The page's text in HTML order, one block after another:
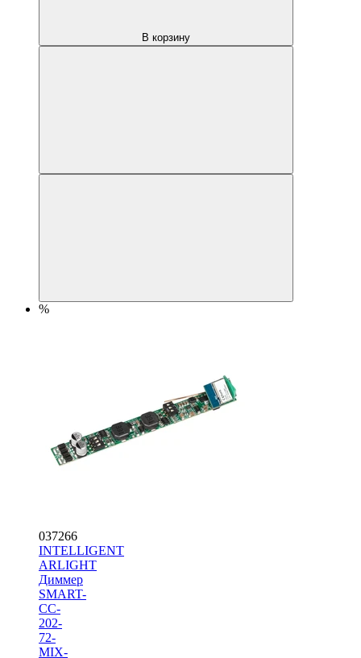
В корзину
%
037266
INTELLIGENT
ARLIGHT
Диммер
SMART-
CC-
202-
72-
MIX-